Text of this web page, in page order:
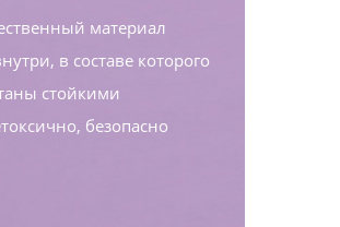
материал
в составе которого
стойкими
безопасно